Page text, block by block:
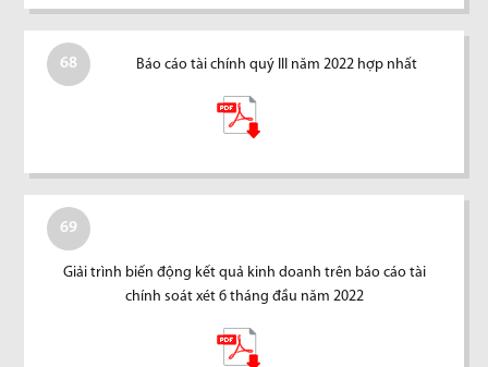
68 Báo cáo tài chính quý III năm 2022 hợp nhất
69
Giải trình biến động kết quả kinh doanh trên báo cáo tài
chính soát xét 6 tháng đầu năm 2022